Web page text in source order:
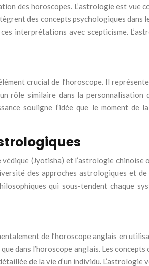
des horoscopes. L’astrologie est vue
des concepts psychologiques dans
interprétations avec scepticisme.
crucial de l’horoscope. Il
similaire dans la personnalisation
souligne l’idée que le moment
védique (Jyotisha) et l’astrologie
des approches astrologiques et
qui sous-tendent chaque
de l’horoscope anglais en
dans l’horoscope anglais. Les
de la vie d’un individu. L’astrologie